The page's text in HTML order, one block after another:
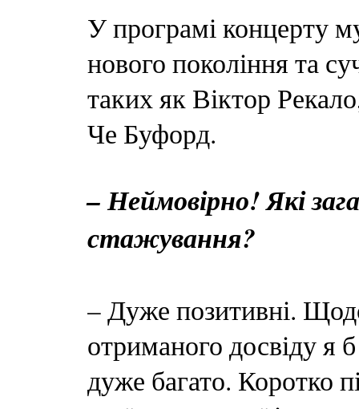
У програмі концерту
нового покоління та
таких як Віктор
Че Буфорд.
– Неймовірно! Які
стажування?
– Дуже позитивні.
отриманого досвіду я
дуже багато. Коротко